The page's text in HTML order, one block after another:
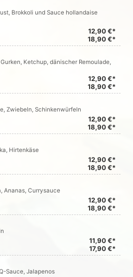
Brokkoli und Sauce hollandaise
12,90 €*
18,90 €*
Ketchup, dänischer Remoulade,
12,90 €*
18,90 €*
Zwiebeln, Schinkenwürfeln
12,90 €*
18,90 €*
Hirtenkäse
12,90 €*
18,90 €*
Ananas, Currysauce
12,90 €*
18,90 €*
11,90 €*
17,90 €*
Sauce, Jalapenos